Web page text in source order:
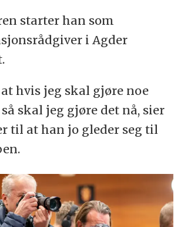
starter han som
i Agder
hvis jeg skal gjøre noe
skal jeg gjøre det nå, sier
til at han jo gleder seg til